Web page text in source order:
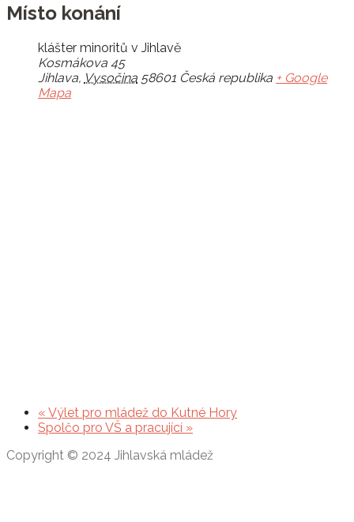
Místo konání
klášter minoritů v Jihlavě
Kosmákova 45
Jihlava, Vysočina 58601 Česká republika + Google
Mapa
« Výlet pro mládež do Kutné Hory
Spolčo pro VŠ a pracující »
Copyright © 2024 Jihlavská mládež